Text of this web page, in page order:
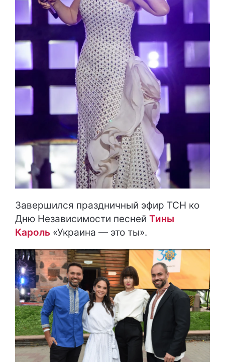
Завершился праздничный эфир ТСН ко
Дню Независимости песней Тины
Кароль «Украина — это ты».